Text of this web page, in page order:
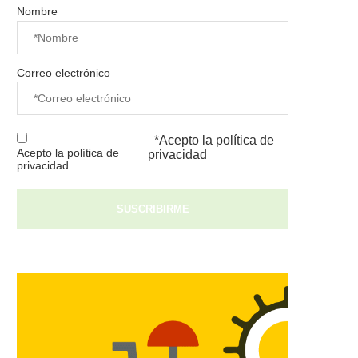
Nombre
Correo electrónico
Acepto la política de
privacidad
*Acepto la política de
privacidad